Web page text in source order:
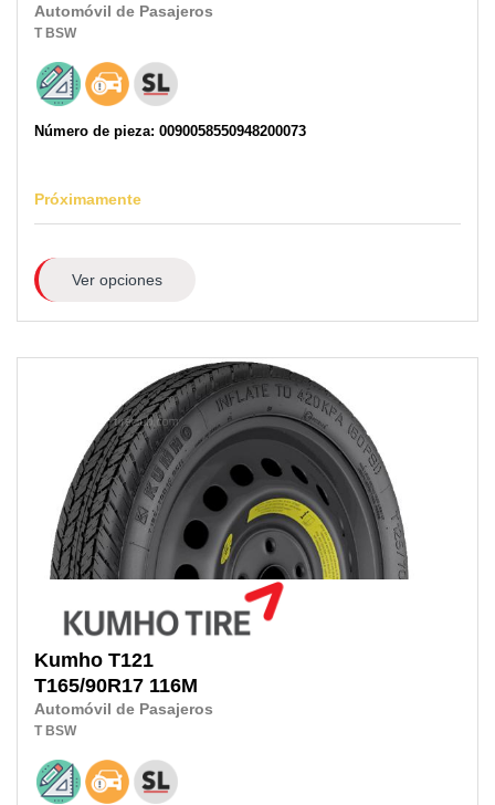
Automóvil de Pasajeros
T BSW
Número de pieza: 0090058550948200073
Próximamente
Ver opciones
Kumho T121
T165/90R17 116M
Automóvil de Pasajeros
T BSW